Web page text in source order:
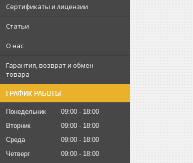
Сертификаты и лицензии
Статьи
О нас
Гарантия, возврат и обмен
товара
ГРАФИК РАБОТЫ
Понедельник 09:00
18:00
Вторник
09:00
18:00
Среда
09:00
18:00
Четверг
09:00
18:00